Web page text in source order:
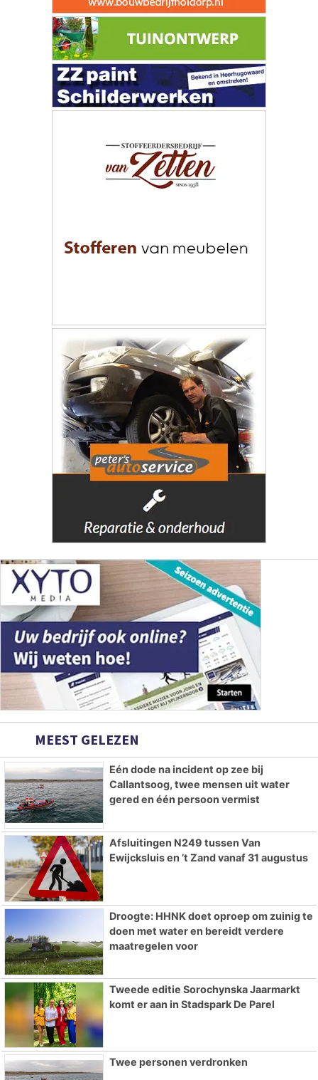
MEEST GELEZEN
Eén dode na incident op zee bij
Callantsoog, twee mensen uit water
gered en één persoon vermist
Afsluitingen N249 tussen Van
Ewijcksluis en ’t Zand vanaf 31 augustus
Droogte: HHNK doet oproep om zuinig te
doen met water en bereidt verdere
maatregelen voor
Tweede editie Sorochynska Jaarmarkt
komt er aan in Stadspark De Parel
Twee personen verdronken